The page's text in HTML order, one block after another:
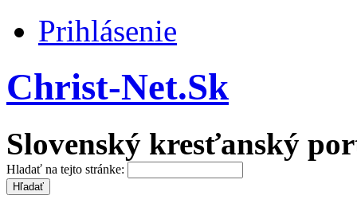
Prihlásenie
Christ-Net.Sk
Slovenský kresťanský
Hladať na tejto stránke: